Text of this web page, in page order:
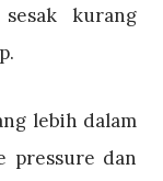
kurang
lebih dalam
pressure dan